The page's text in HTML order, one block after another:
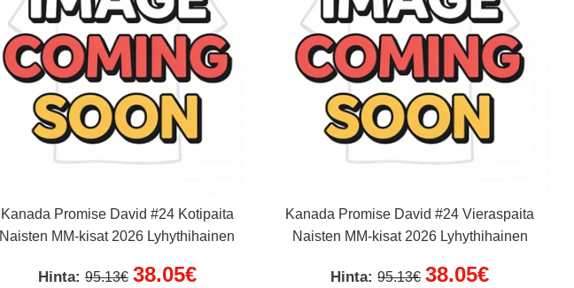
Kanada Promise David #24 Kotipaita
Naisten MM-kisat 2026 Lyhythihainen
Hinta: 95.13€ 38.05€
Kanada Promise David #24 Vieraspaita
Naisten MM-kisat 2026 Lyhythihainen
Hinta:95.13€ 38.05€